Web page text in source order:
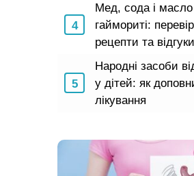
Мед, сода і
гаймориті:
рецепти та відгуки
Народні засоби
у дітей: як
лікування